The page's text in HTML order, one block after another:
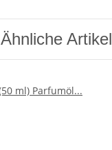
Ähnliche Artikel